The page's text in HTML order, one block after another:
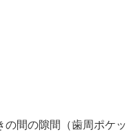
の間の隙間（歯周ポケッ